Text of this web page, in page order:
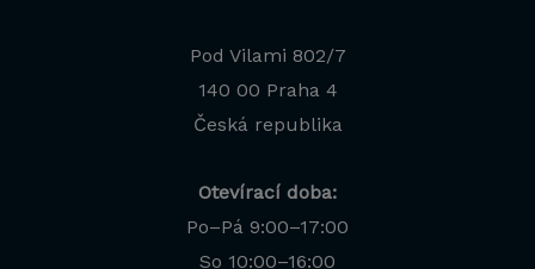
Pod Vilami 802/7
140 00 Praha 4
Česká republika
Otevírací doba:
Po–Pá 9:00–17:00
So 10:00–16:00